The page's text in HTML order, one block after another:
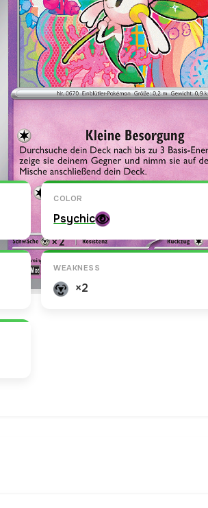
Preise werden täglich aktualisiert.
COLOR
Psychic
WEAKNESS
×2